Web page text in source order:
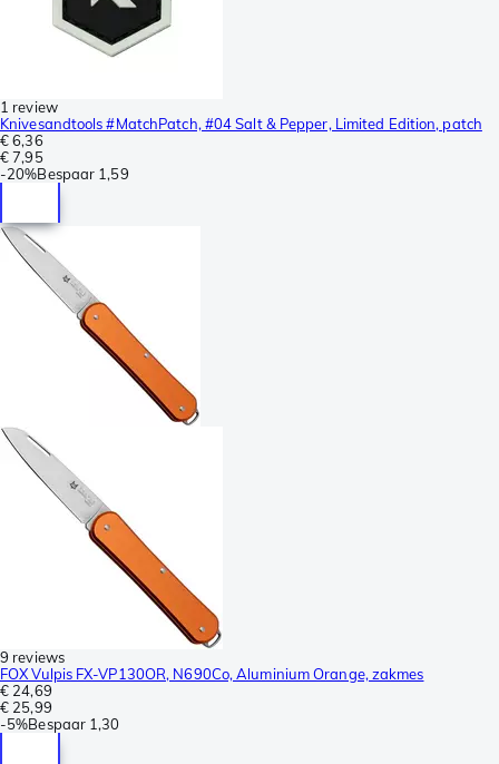
1 review
Knivesandtools #MatchPatch, #04 Salt & Pepper, Limited Edition, patch
€ 6,36
€ 7,95
-20%Bespaar 1,59
9 reviews
FOX Vulpis FX-VP130OR, N690Co, Aluminium Orange, zakmes
€ 24,69
€ 25,99
-5%Bespaar 1,30